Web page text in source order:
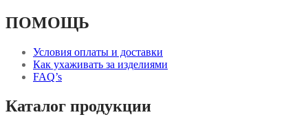
ПОМОЩЬ
Условия оплаты и доставки
Как ухаживать за изделиями
FAQ’s
Каталог продукции